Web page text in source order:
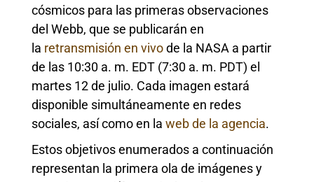
cósmicos para las primeras observaciones
del Webb, que se publicarán en
la retransmisión en vivode la NASA a partir
de las 10:30 a. m. EDT (7:30 a. m. PDT) el
martes 12 de julio. Cada imagen estará
disponible simultáneamente en redes
sociales, así como en la web de la agencia.
Estos objetivos enumerados a continuación
representan la primera ola de imágenes y